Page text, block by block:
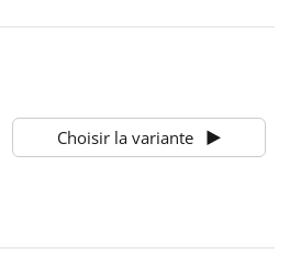
Choisir la variante